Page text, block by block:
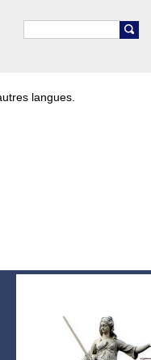
langues.